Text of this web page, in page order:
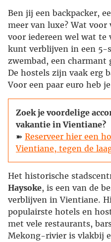
Ben jij een backpacker,
meer van luxe? Wat
voor iedereen wel wat te
kunt verblijven in een 5-
zwembad, een charmant
De hostels zijn vaak erg
Voor een paar euro heb
Zoek je voordelige
vakantie in Vientiane?
➽ Reserveer hier een
Vientiane, tegen de
Het historische
Haysoke, is een van de
verblijven in Vientiane.
populairste hotels en
met vele restaurants,
Mekong-rivier is vlakbij